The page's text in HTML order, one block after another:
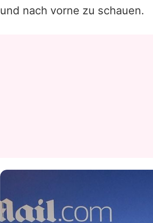
und nach vorne zu schauen.